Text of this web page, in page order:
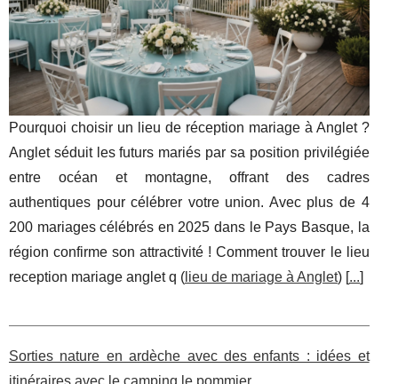
Pourquoi choisir un lieu de réception mariage à Anglet ?
Anglet séduit les futurs mariés par sa position privilégiée
entre océan et montagne, offrant des cadres
authentiques pour célébrer votre union. Avec plus de 4
200 mariages célébrés en 2025 dans le Pays Basque, la
région confirme son attractivité ! Comment trouver le lieu
reception mariage anglet q ( lieu de mariage à Anglet) [...]
Sorties nature en ardèche avec des enfants : idées et